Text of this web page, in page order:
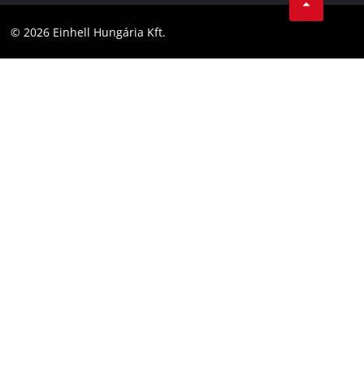
Akadálymentesítési Nyilatkozat
Facebook
© 2026 Einhell Hungária Kft.